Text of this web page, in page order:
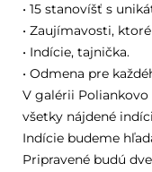
• 15 stanovíšť s
• Zaujímavosti,
• Indície, tajnička.
• Odmena pre
V galérii Poliankovo
všetky nájdené
Indície budeme
Pripravené budú